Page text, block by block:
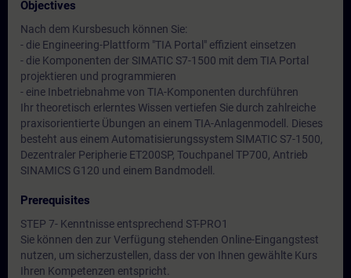
Objectives
Nach dem Kursbesuch können Sie:
- die Engineering-Plattform "TIA Portal" effizient einsetzen
- die Komponenten der SIMATIC S7-1500 mit dem TIA Portal
projektieren und programmieren
- eine Inbetriebnahme von TIA-Komponenten durchführen
Ihr theoretisch erlerntes Wissen vertiefen Sie durch zahlreiche
praxisorientierte Übungen an einem TIA-Anlagenmodell. Dieses
besteht aus einem Automatisierungssystem SIMATIC S7-1500,
Dezentraler Peripherie ET200SP, Touchpanel TP700, Antrieb
SINAMICS G120 und einem Bandmodell.
Prerequisites
STEP 7- Kenntnisse entsprechend ST-PRO1
Sie können den zur Verfügung stehenden Online-Eingangstest
nutzen, um sicherzustellen, dass der von Ihnen gewählte Kurs
Ihren Kompetenzen entspricht.